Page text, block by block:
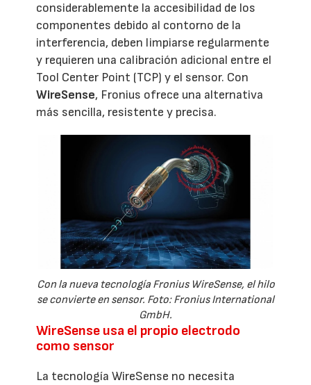
considerablemente la accesibilidad de los
componentes debido al contorno de la
interferencia, deben limpiarse regularmente
y requieren una calibración adicional entre el
Tool Center Point (TCP) y el sensor. Con
WireSense, Fronius ofrece una alternativa
más sencilla, resistente y precisa.
Con la nueva tecnología Fronius WireSense, el hilo
se convierte en sensor. Foto: Fronius International
GmbH.
WireSense usa el propio electrodo
como sensor
La tecnología WireSense no necesita